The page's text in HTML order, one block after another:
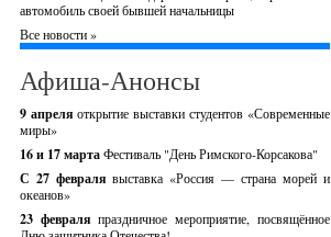
автомобиль своей бывшей начальницы
Все новости »
Афиша-Анонсы
9 апреляоткрытие выставки студентов «Современные
миры»
16 и 17 мартаФестиваль "День Римского-Корсакова"
С 27 февралявыставка «Россия — страна морей и
океанов»
23 февраляпраздничное мероприятие, посвящённое